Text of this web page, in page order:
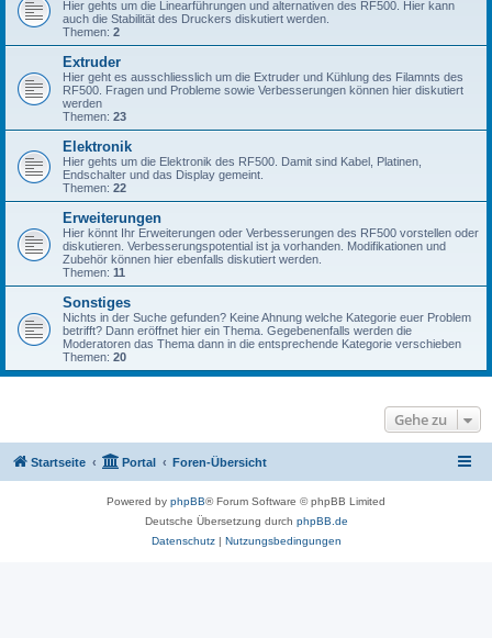
Hier gehts um die Linearführungen und alternativen des RF500. Hier kann
auch die Stabilität des Druckers diskutiert werden.
Themen: 2
Extruder
Hier geht es ausschliesslich um die Extruder und Kühlung des Filamnts des
RF500. Fragen und Probleme sowie Verbesserungen können hier diskutiert
werden
Themen: 23
Elektronik
Hier gehts um die Elektronik des RF500. Damit sind Kabel, Platinen,
Endschalter und das Display gemeint.
Themen: 22
Erweiterungen
Hier könnt Ihr Erweiterungen oder Verbesserungen des RF500 vorstellen oder
diskutieren. Verbesserungspotential ist ja vorhanden. Modifikationen und
Zubehör können hier ebenfalls diskutiert werden.
Themen: 11
Sonstiges
Nichts in der Suche gefunden? Keine Ahnung welche Kategorie euer Problem
betrifft? Dann eröffnet hier ein Thema. Gegebenenfalls werden die
Moderatoren das Thema dann in die entsprechende Kategorie verschieben
Themen: 20
Gehe zu
Startseite Portal Foren-Übersicht
Powered by phpBB® Forum Software © phpBB Limited
Deutsche Übersetzung durch phpBB.de
Datenschutz| Nutzungsbedingungen